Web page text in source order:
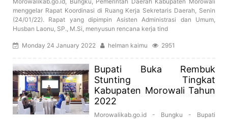
menggelar Rapat Koordinasi di Ruang Kerja Sekretaris Daerah, Senin
(24/01/22). Rapat yang dipimpin Asisten Administrasi dan Umum,
Husban Laonu, SP., M.Si, menyusun rencana kerja tind
Monday 24 January 2022 helman kaimu 2951
Bupati Buka Rembuk
Stunting Tingkat
Kabupaten Morowali Tahun
2022
Morowalikab.go.id - Bungku - Bupati